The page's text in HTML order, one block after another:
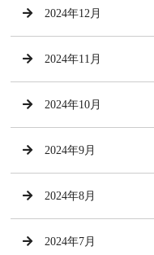
2024年12月
2024年11月
2024年10月
2024年9月
2024年8月
2024年7月